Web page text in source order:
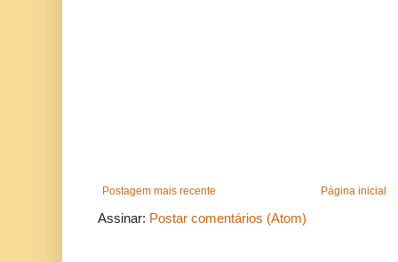
Postagem mais recente Página inicial
Assinar: Postar comentários (Atom)